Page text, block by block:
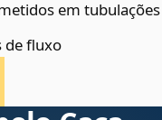
em tubulações
de fluxo